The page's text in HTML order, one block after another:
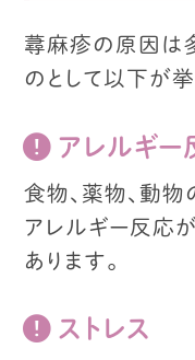
蕁麻疹の原因は
のとして以下が挙
アレルギー
食物、薬物、動物
アレルギー反応
あります。
ストレス